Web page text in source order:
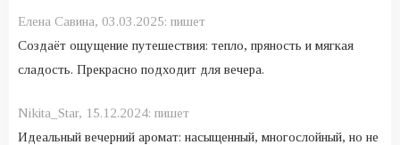
Елена Савина, 03.03.2025: пишет
Создаёт ощущение путешествия: тепло, пряность и мягкая
сладость. Прекрасно подходит для вечера.
Nikita_Star, 15.12.2024: пишет
Идеальный вечерний аромат: насыщенный, многослойный, но не